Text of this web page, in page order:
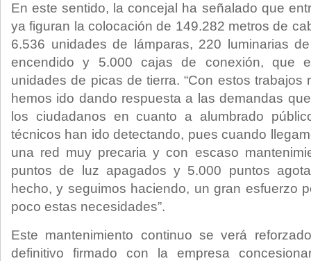
En este sentido, la concejal ha señalado que
ya figuran la colocación de 149.282 metros de
6.536 unidades de lámparas, 220 luminarias
encendido y 5.000 cajas de conexión, que
unidades de picas de tierra. “Con estos trabajos
hemos ido dando respuesta a las demandas
los ciudadanos en cuanto a alumbrado
técnicos han ido detectando, pues cuando
una red muy precaria y con escaso
puntos de luz apagados y 5.000 puntos
hecho, y seguimos haciendo, un gran esfuerzo
poco estas necesidades”.
Este mantenimiento continuo se verá
definitivo firmado con la empresa